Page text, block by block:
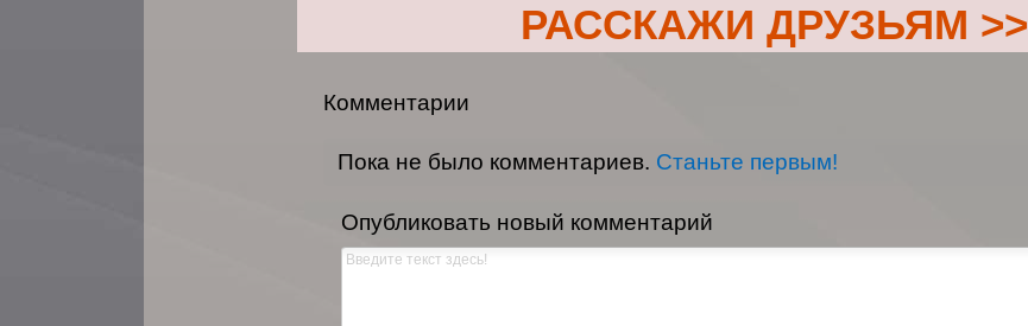
РАССКАЖИ ДРУЗЬЯМ >>
Комментарии
Пока не было комментариев. Станьте первым!
Опубликовать новый комментарий